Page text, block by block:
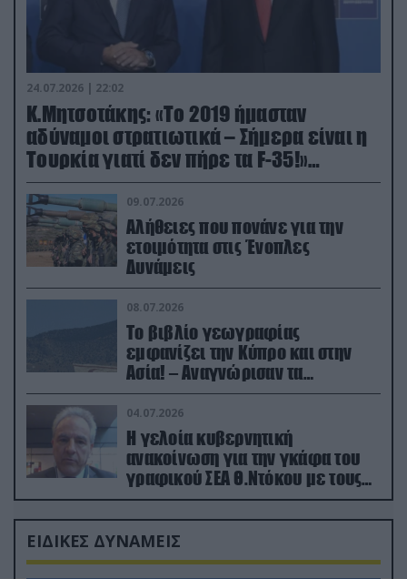
24.07.2026 | 22:02
Κ.Μητσοτάκης: «Το 2019 ήμασταν
αδύναμοι στρατιωτικά – Σήμερα είναι η
Τουρκία γιατί δεν πήρε τα F-35!»
(βίντεο)
09.07.2026
Αλήθειες που πονάνε για την
ετοιμότητα στις Ένοπλες
Δυνάμεις
08.07.2026
Το βιβλίο γεωγραφίας
εμφανίζει την Κύπρο και στην
Ασία! – Αναγνώρισαν τα
κατεχόμενα; (φωτο)
04.07.2026
Η γελοία κυβερνητική
ανακοίνωση για την γκάφα του
γραφικού ΣΕΑ Θ.Ντόκου με τους
Ρώσους φαρσέρ
ΕΙΔΙΚΕΣ ΔΥΝΑΜΕΙΣ